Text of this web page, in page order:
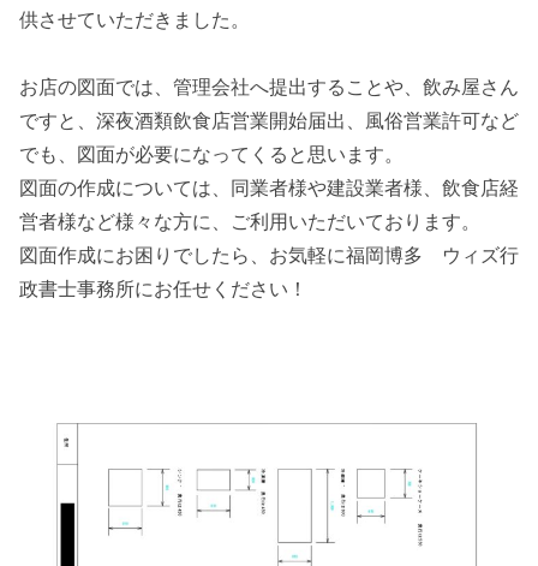
供させていただきました。
お店の図面では、管理会社へ提出することや、飲み屋さん
ですと、深夜酒類飲食店営業開始届出、風俗営業許可など
でも、図面が必要になってくると思います。
図面の作成については、同業者様や建設業者様、飲食店経
営者様など様々な方に、ご利用いただいております。
図面作成にお困りでしたら、お気軽に福岡博多 ウィズ行
政書士事務所にお任せください！